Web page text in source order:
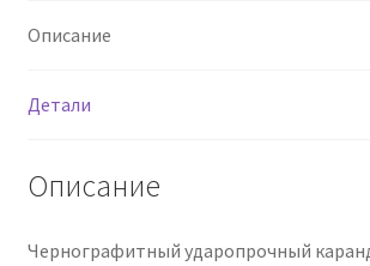
дерево,
Описание
Детали
Описание
Чернографитный ударопрочный